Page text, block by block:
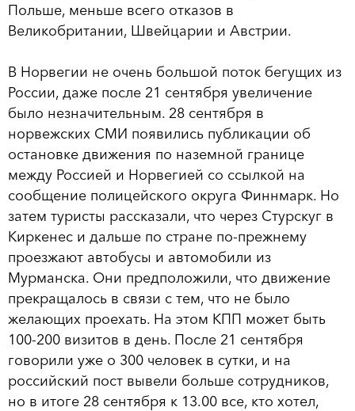
Польше, меньше всего отказов в
Великобритании, Швейцарии и Австрии.
В Норвегии не очень большой поток бегущих из
России, даже после 21 сентября увеличение
было незначительным. 28 сентября в
норвежских СМИ появились публикации об
остановке движения по наземной границе
между Россией и Норвегией со ссылкой на
сообщение полицейского округа Финнмарк. Но
затем туристы рассказали, что через Стурскуг в
Киркенес и дальше по стране по-прежнему
проезжают автобусы и автомобили из
Мурманска. Они предположили, что движение
прекращалось в связи с тем, что не было
желающих проехать. На этом КПП может быть
100-200 визитов в день. После 21 сентября
говорили уже о 300 человек в сутки, и на
российский пост вывели больше сотрудников,
но в итоге 28 сентября к 13.00 все, кто хотел,